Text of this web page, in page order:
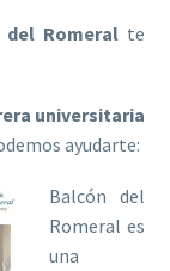
del Romeralte
universitaria
ayudarte:
Balcón del
Romeral es
una